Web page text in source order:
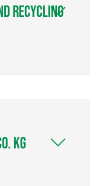
Recycling
KG